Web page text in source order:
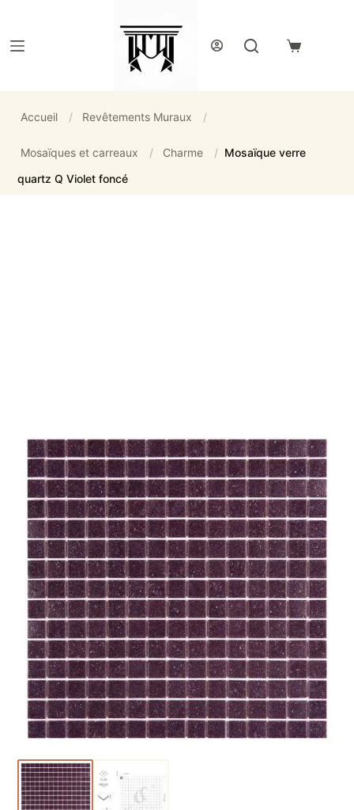
Panier
Accueil / Revêtements Muraux /
Mosaïques et carreaux / Charme / Mosaïque verre
quartz Q Violet foncé